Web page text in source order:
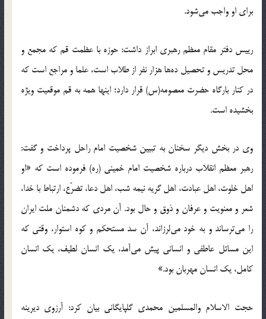
برای او واجب می‌شود.
رییس دفتر مقام معظم رهبری ابراز داشت: حوزه با عظمت قم که مجمع و
محل تدریس و تحصیل ده‌ها هزار نفر از طلاب است، علما و مراجع است که
در کنار بارگاه حضرت معصومه(س) قرار دارد؛ اینها همه به قم موقعیت ویژه
بخشیده است.
وی در بخش دیگر سخنان به تبیین شخصیت امام راحل پرداخت و گفت:
رهبر معظم انقلاب درباره شخصیت امام خمینی (ره) فرموده است که «او
اهل خلوت، اهل عبادت، اهل گریه نیمه شب، اهل دعا، تضرّع، ارتباط با خدا،
شعر و معنویت و عرفان و ذوق و حال بود. آن مردی که دشمنان ملت ایران
را می‌ترساند و به خود می‌لرزاند، آن سد مستحکم و کوه استوار، وقتی که
این مسائل عاطفی و انسانی پیش می‌آمد، یک انسان لطیف، یک انسان
کامل، یک انسان مهربان بود.»
حجت الاسلام والمسلمین محمدی گلپایگانی بیان کرد: آرزوی دیرینه